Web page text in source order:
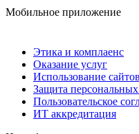
Мобильное приложение
Этика и комплаенс
Оказание услуг
Использование сайтов
Защита
Пользовательское
ИТ аккредитация